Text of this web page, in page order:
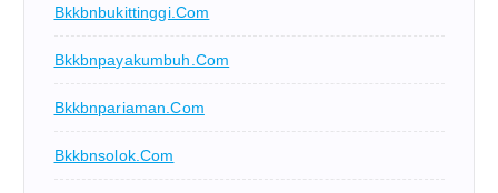
Bkkbnbukittinggi.com
Bkkbnpayakumbuh.com
Bkkbnpariaman.com
Bkkbnsolok.com